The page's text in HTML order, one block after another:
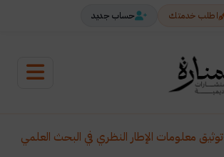
اطلب خدمتك حساب جديد
توثيق معلومات الإطار النظري في البحث العلمي